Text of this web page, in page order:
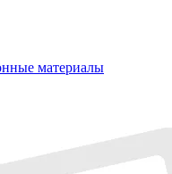
материалы